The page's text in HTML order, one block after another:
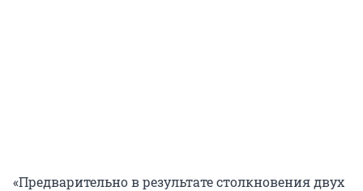
«Предварительно в результате столкновения двух